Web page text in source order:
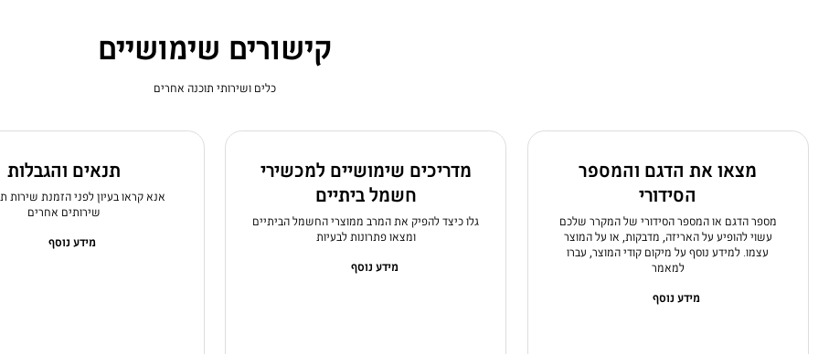
קישורים שימושיים
כלים ושירותי תוכנה אחרים
מצאו את הדגם והמספר
הסידורי
מספר הדגם או המספר הסידורי של המקרר שלכם
עשוי להופיע על האריזה, מדבקות, או על המוצר
עצמו. למידע נוסף על מיקום קודי המוצר, עברו
למאמר
מידע נוסף
מדריכים שימושיים למכשירי
חשמל ביתיים
גלו כיצד להפיק את המרב ממוצרי החשמל הביתיים
ומצאו פתרונות לבעיות
מידע נוסף
תנאים והגבלות
אנא קראו בעיון לפני הזמנת שירות
שירותים אחרים
מידע נוסף